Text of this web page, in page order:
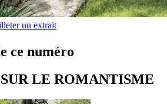
un extrait
ce numéro
LE ROMANTISME